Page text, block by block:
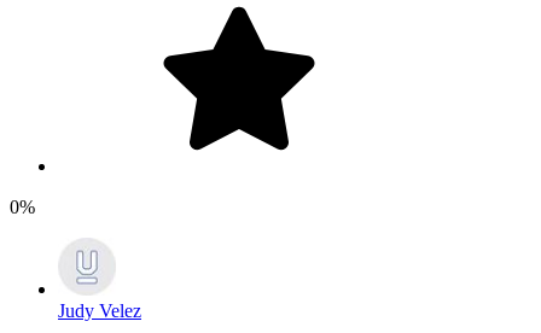
0%
Judy Velez